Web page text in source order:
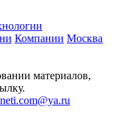
Компании Москва
материалов,